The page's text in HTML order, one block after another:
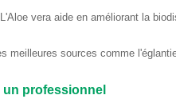
L'Aloe vera aide en améliorant la
meilleures sources comme
professionnel